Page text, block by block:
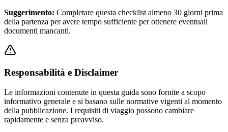
Suggerimento: Completare questa checklist almeno 30 giorni prima
della partenza per avere tempo sufficiente per ottenere eventuali
documenti mancanti.
Responsabilità e Disclaimer
Le informazioni contenute in questa guida sono fornite a scopo
informativo generale e si basano sulle normative vigenti al momento
della pubblicazione. I requisiti di viaggio possono cambiare
rapidamente e senza preavviso.